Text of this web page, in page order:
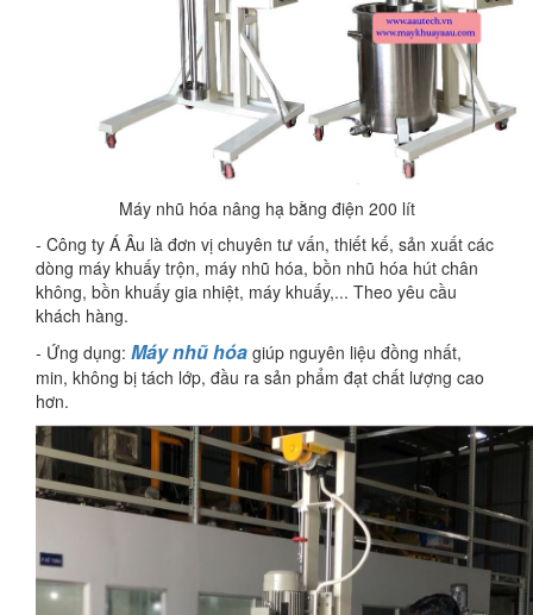
Máy nhũ hóa nâng hạ bằng điện 200 lít
- Công ty Á Âu là đơn vị chuyên tư vấn, thiết kế, sản xuất các
dòng máy khuấy trộn, máy nhũ hóa, bồn nhũ hóa hút chân
không, bồn khuấy gia nhiệt, máy khuấy,... Theo yêu cầu
khách hàng.
- Ứng dụng: Máy nhũ hóa giúp nguyên liệu đồng nhất,
min, không bị tách lớp, đầu ra sản phẩm đạt chất lượng cao
hơn.